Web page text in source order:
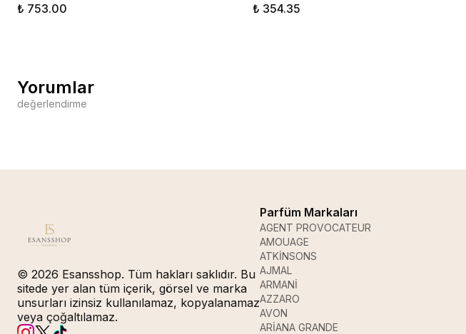
₺ 753.00 ₺ 354.35
Yorumlar
değerlendirme
© 2026 Esansshop. Tüm hakları saklıdır. Bu
sitede yer alan tüm içerik, görsel ve marka
unsurları izinsiz kullanılamaz, kopyalanamaz
veya çoğaltılamaz.
Parfüm Markaları
AGENT PROVOCATEUR
AMOUAGE
ATKİNSONS
AJMAL
ARMANİ
AZZARO
AVON
ARİANA GRANDE